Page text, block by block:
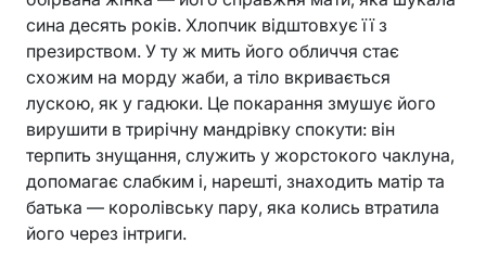
сина десять років. Хлопчик відштовхує її з
презирством. У ту ж мить його обличчя стає
схожим на морду жаби, а тіло вкривається
лускою, як у гадюки. Це покарання змушує його
вирушити в трирічну мандрівку спокути: він
терпить знущання, служить у жорстокого чаклуна,
допомагає слабким і, нарешті, знаходить матір та
батька — королівську пару, яка колись втратила
його через інтриги.